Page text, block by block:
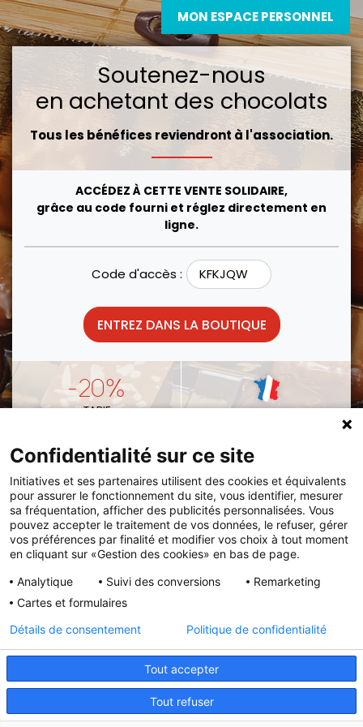
MON ESPACE PERSONNEL
Soutenez-nous
en achetant des chocolats
Tous les bénéfices reviendront à l'association.
ACCÉDEZ À CETTE VENTE SOLIDAIRE,
grâce au code fourni et réglez directement en
ligne.
Code d'accès :
ENTREZ DANS LA BOUTIQUE
-20%
TARIF FABRICATION
VOUS PRÉFÉREZ COMMANDER VIA LE CATALOGUE
Remettez votrebon de commandeet votre
règlement à l'association ou à l'enseignant de votre
enfant.
Initiatives est le spécialiste français des solutions de
collecte de fonds pour les établissements scolaires et
Confidentialité sur ce site
Initiatives et ses partenaires utilisent des cookies et équivalents
pour assurer le fonctionnement du site, vous identifier, mesurer
sa fréquentation, afficher des publicités personnalisées. Vous
pouvez accepter le traitement de vos données, le refuser, gérer
vos préférences par finalité et modifier vos choix à tout moment
en cliquant sur «Gestion des cookies» en bas de page.
Analytique
Suivi des conversions
Remarketing
Cartes et formulaires
Tout accepter
Tout refuser
Détails de consentement Politique de confidentialité